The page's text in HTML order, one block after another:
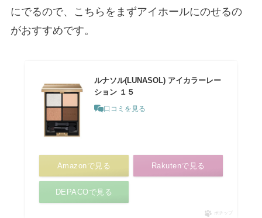
にでるので、こちらをまずアイホールにのせるの
がおすすめです。
ルナソル(LUNASOL) アイカラーレー
ション １５
口コミを見る
Amazonで見る Rakutenで見る
DEPACOで見る
ポチップ